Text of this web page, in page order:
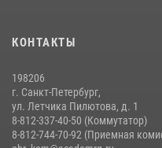
КОНТАКТЫ
198206
г. Санкт-Петербург,
ул. Летчика Пилютова, д. 1
8-812-337-40-50 (Коммутатор)
8-812-744-70-92 (Приемная